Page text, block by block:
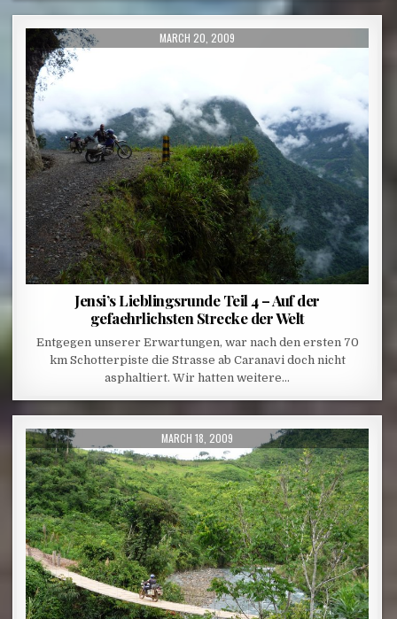
PUBLISHED DATE:
MARCH 20, 2009
Jensi’s Lieblingsrunde Teil 4 – Auf der
gefaehrlichsten Strecke der Welt
Entgegen unserer Erwartungen, war nach den ersten 70
km Schotterpiste die Strasse ab Caranavi doch nicht
asphaltiert. Wir hatten weitere…
PUBLISHED DATE:
MARCH 18, 2009